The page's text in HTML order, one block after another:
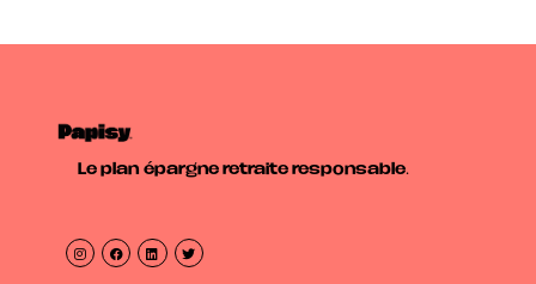
Le plan épargne retraite responsable.